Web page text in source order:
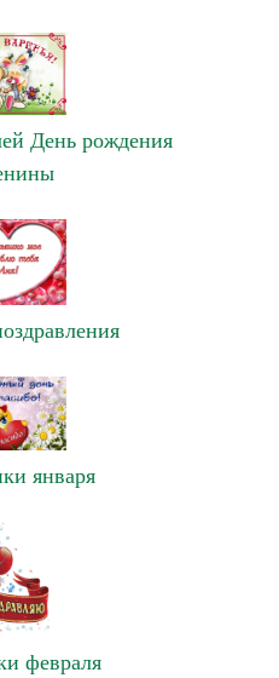
День рождения
января
февраля